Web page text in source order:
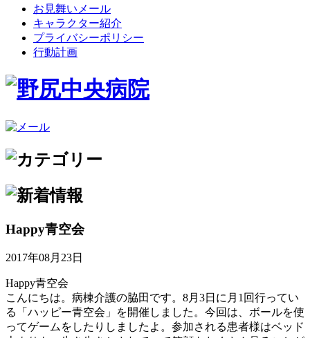
お見舞いメール
キャラクター紹介
プライバシーポリシー
行動計画
Happy青空会
2017年08月23日
Happy青空会
こんにちは。病棟介護の脇田です。8月3日に月1回行ってい
る「ハッピー青空会」を開催しました。今回は、ボールを使
ってゲームをしたりしましたよ。参加される患者様はベッド